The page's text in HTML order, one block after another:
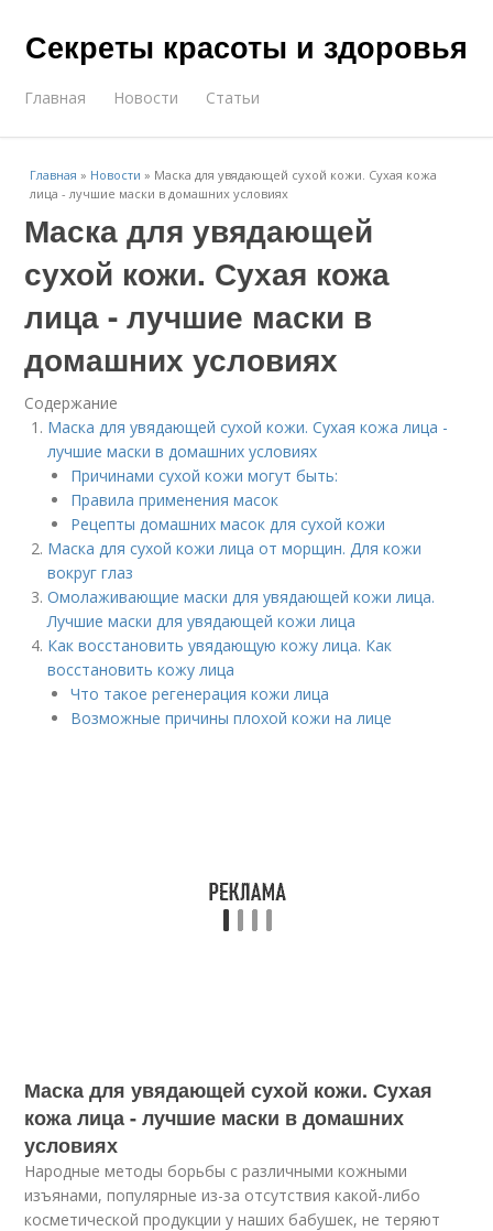
Секреты красоты и здоровья
Главная Новости Статьи
Главная » Новости » Маска для увядающей сухой кожи. Сухая кожа
лица - лучшие маски в домашних условиях
Маска для увядающей
сухой кожи. Сухая кожа
лица - лучшие маски в
домашних условиях
Содержание
Маска для увядающей сухой кожи. Сухая кожа лица -
лучшие маски в домашних условиях
Причинами сухой кожи могут быть:
Правила применения масок
Рецепты домашних масок для сухой кожи
Маска для сухой кожи лица от морщин. Для кожи
вокруг глаз
Омолаживающие маски для увядающей кожи лица.
Лучшие маски для увядающей кожи лица
Как восстановить увядающую кожу лица. Как
восстановить кожу лица
Что такое регенерация кожи лица
Возможные причины плохой кожи на лице
Маска для увядающей сухой кожи. Сухая
кожа лица - лучшие маски в домашних
условиях
Народные методы борьбы с различными кожными
изъянами, популярные из-за отсутствия какой-либо
косметической продукции у наших бабушек, не теряют